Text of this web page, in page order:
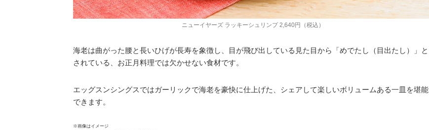
ニューイヤーズ ラッキーシュリンプ 2,640円（税込）
海老は曲がった腰と長いひげが長寿を象徴し、目が飛び出している見た目から「めでたし（目出たし）」と
されている、お正月料理では欠かせない食材です。
エッグスンシングスではガーリックで海老を豪快に仕上げた、シェアして楽しいボリュームある一皿を堪能
できます。
※画像はイメージ